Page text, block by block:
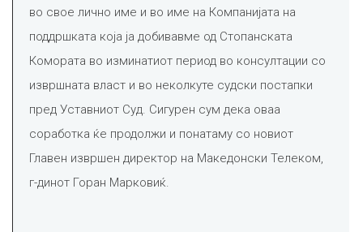
во свое лично име и во име на Компанијата на
поддршката која ја добивавме од Стопанската
Комората во изминатиот период во консултации со
извршната власт и во неколкуте судски постапки
пред Уставниот Суд. Сигурен сум дека оваа
соработка ќе продолжи и понатаму со новиот
Главен извршен директор на Македонски Телеком,
г-динот Горан Марковиќ.